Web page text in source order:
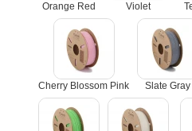
Orange Red Violet
Cherry Blossom Pink Slate Gray